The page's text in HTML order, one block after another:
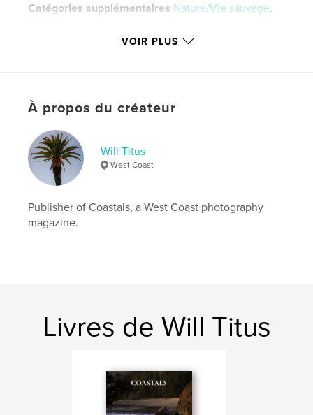
Catégories supplémentaires Nature/Vie sauvage,
Voyages
Lettre US, 22×28 cm
Langue
Mots-clés
Seascape.
Ocean
VOIR PLUS
À propos du créateur
Will Titus
West Coast
Publisher of Coastals, a West Coast photography
magazine.
Livres de Will Titus